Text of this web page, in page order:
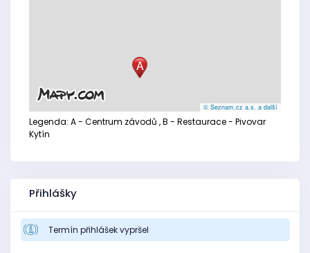
A
© Seznam.cz a.s. a další
Legenda: A - Centrum závodů , B - Restaurace - Pivovar
Kytín
Přihlášky
Termín přihlášek vypršel